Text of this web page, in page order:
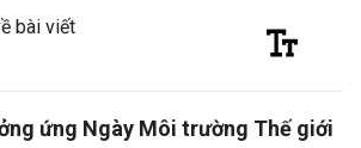
bài viết
ứng Ngày Môi trường Thế giới